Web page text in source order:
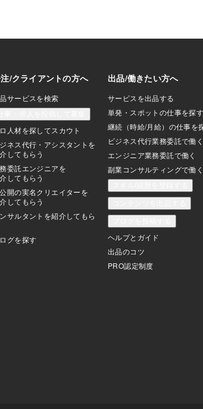
たため、ほとんど一致しています。 ま
た、地球を反対回りで進んできた空振が
昨日16日(日)の17時から18